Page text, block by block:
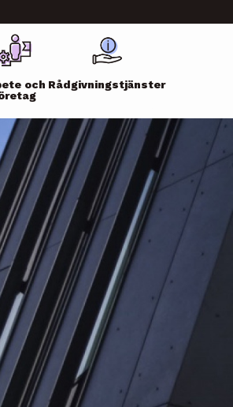
och Rådgivningstjänster